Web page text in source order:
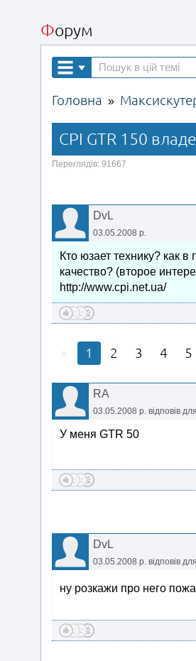
Форум
Головна »
CPI GTR 150
Переглядів: 91667
DvL
03.05.2008 р.
Кто юзает технику? как
качество? (второе
http://www.cpi.net.ua/
1 2 3 4 5
RA
03.05.2008 р. відповів для
У меня GTR 50
DvL
03.05.2008 р. відповів для
ну розкажи про него